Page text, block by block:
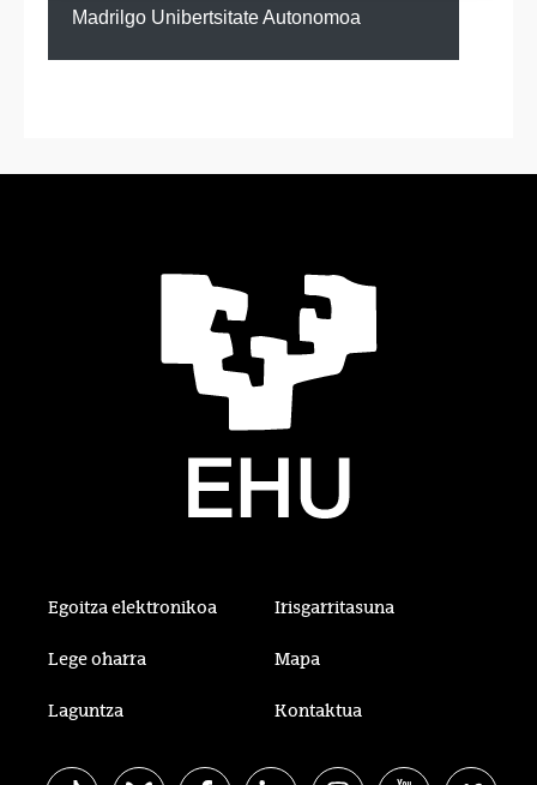
Madrilgo Unibertsitate Autonomoa
Egoitza elektronikoa Irisgarritasuna
Lege oharra Mapa
Laguntza Kontaktua